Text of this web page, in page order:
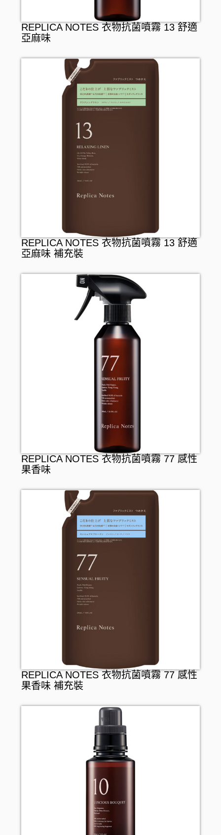
REPLICA NOTES 衣物抗菌噴霧 13 舒適
亞麻味
REPLICA NOTES 衣物抗菌噴霧 13 舒適
亞麻味 補充裝
REPLICA NOTES 衣物抗菌噴霧 77 感性
果香味
REPLICA NOTES 衣物抗菌噴霧 77 感性
果香味 補充裝